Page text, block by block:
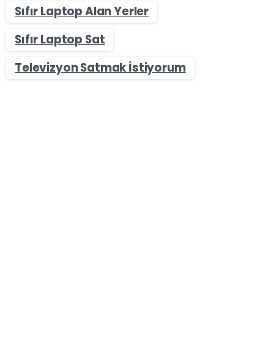
Sıfır Laptop Alan Yerler
Sıfır Laptop Sat
Televizyon Satmak İstiyorum